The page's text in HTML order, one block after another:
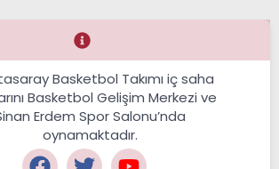
Basketbol Takımı iç saha
Basketbol Gelişim Merkezi ve
Erdem Spor Salonu’nda
oynamaktadır.